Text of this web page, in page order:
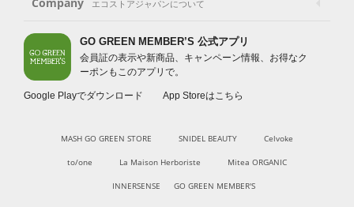
Company エコストアジャパンについて
GO GREEN MEMBER’S 公式アプリ
会員証の表示や新商品、キャンペーン情報、お得なク
ーポンもこのアプリで。
Google Playでダウンロード App Storeはこちら
MASH GO GREEN STORE SNIDEL BEAUTY Celvoke
to/one La Maison Herboriste Mitea ORGANIC
INNERSENSE GO GREEN MEMBER'S